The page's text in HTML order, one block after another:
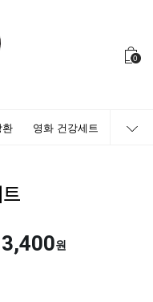
0
영화 건강세트
원